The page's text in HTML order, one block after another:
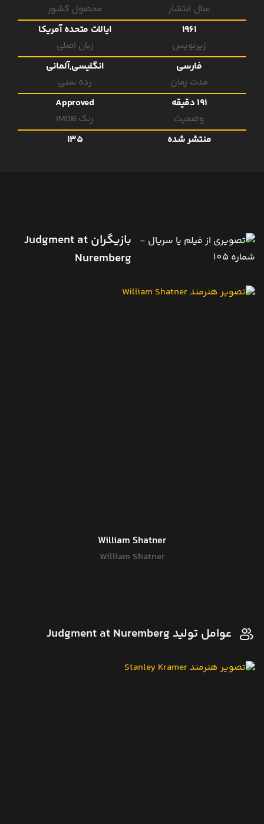
سال انتشار
1961
محصول کشور
ایالات متحده آمریکا
زیرنویس
فارسی
زبان اصلی
انگلیسی,آلمانی
مدت زمان
191 دقیقه
رده سنی
Approved
وضعیت
منتشر شده
رنک IMDB
135
بازیگران Judgment at
Nuremberg
William Shatner
William Shatner
عوامل تولید Judgment at Nuremberg